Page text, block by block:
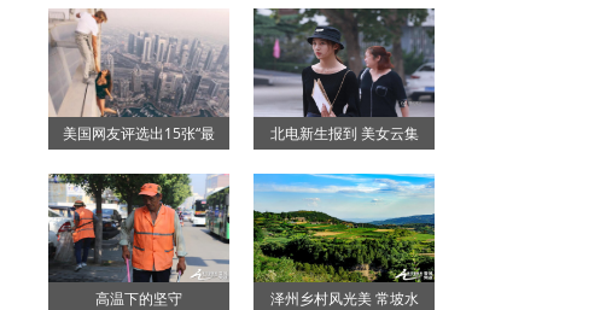
美国网友评选出15张“最 北电新生报到 美女云集
高温下的坚守 泽州乡村风光美 常坡水